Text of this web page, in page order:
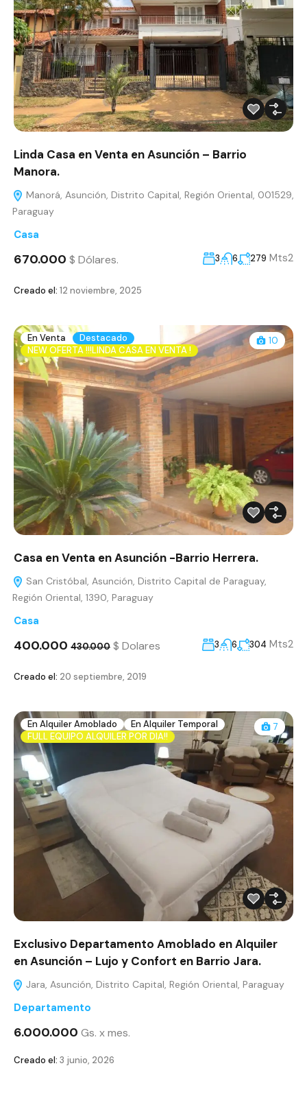
Linda Casa en Venta en Asunción – Barrio
Manora.
Manorá, Asunción, Distrito Capital, Región Oriental, 001529,
Paraguay
Casa
670.000 $ Dólares. 3 6 279 Mts2
Creado el: 12 noviembre, 2025
En Venta
Destacado
NEW OFERTA !!!LINDA CASA EN VENTA !
10
Casa en Venta en Asunción -Barrio Herrera.
San Cristóbal, Asunción, Distrito Capital de Paraguay,
Región Oriental, 1390, Paraguay
Casa
400.000 430.000 $ Dolares 3 6 304 Mts2
Creado el: 20 septiembre, 2019
En Alquiler Amoblado
En Alquiler Temporal
FULL EQUIPO ALQUILER POR DIA!!
7
Exclusivo Departamento Amoblado en Alquiler
en Asunción – Lujo y Confort en Barrio Jara.
Jara, Asunción, Distrito Capital, Región Oriental, Paraguay
Departamento
6.000.000 Gs. x mes.
Creado el: 3 junio, 2026